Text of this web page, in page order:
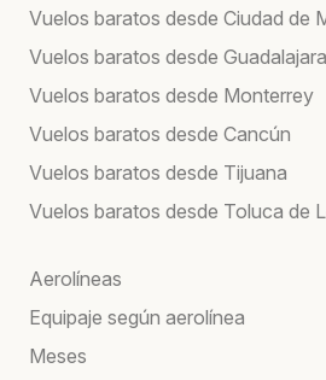
Vuelos baratos desde Ciudad de
Vuelos baratos desde Guadalajara
Vuelos baratos desde Monterrey
Vuelos baratos desde Cancún
Vuelos baratos desde Tijuana
Vuelos baratos desde Toluca de
Aerolíneas
Equipaje según aerolínea
Meses